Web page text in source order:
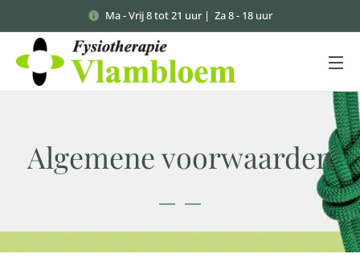
Ma - Vrij 8 tot 21 uur | Za 8 - 18 uur
Algemene voorwaarden